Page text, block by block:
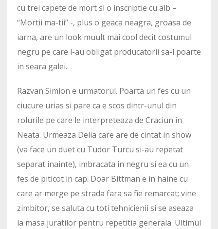
cu trei capete de mort si o inscriptie cu alb –
“Mortii ma-tii” -, plus o geaca neagra, groasa de
iarna, are un look muult mai cool decit costumul
negru pe care l-au obligat producatorii sa-l poarte
in seara galei.
Razvan Simion e urmatorul. Poarta un fes cu un
ciucure urias si pare ca e scos dintr-unul din
rolurile pe care le interpreteaza de Craciun in
Neata. Urmeaza Delia care are de cintat in show
(va face un duet cu Tudor Turcu si-au repetat
separat inainte), imbracata in negru si ea cu un
fes de piticot in cap. Doar Bittman e in haine cu
care ar merge pe strada fara sa fie remarcat; vine
zimbitor, se saluta cu toti tehnicienii si se aseaza
la masa juratilor pentru repetitia generala. Ultimul